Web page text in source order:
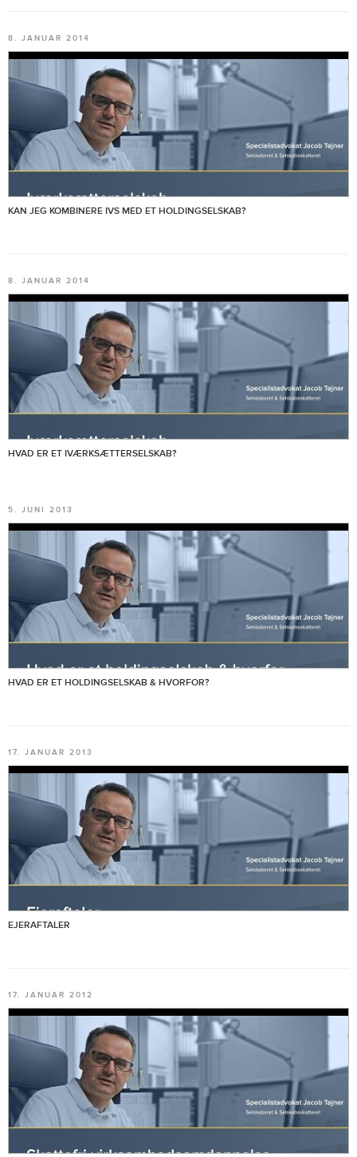
8. JANUAR 2014
KAN JEG KOMBINERE IVS MED ET HOLDINGSELSKAB?
8. JANUAR 2014
HVAD ER ET IVÆRKSÆTTERSELSKAB?
5. JUNI 2013
HVAD ER ET HOLDINGSELSKAB & HVORFOR?
17. JANUAR 2013
EJERAFTALER
17. JANUAR 2012